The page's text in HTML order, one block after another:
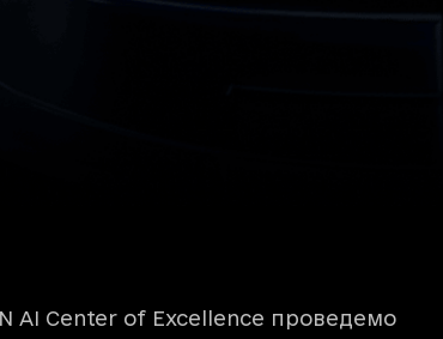
AI Center of Excellence проведемо